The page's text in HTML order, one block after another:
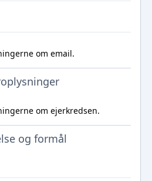
om email.
om ejerkredsen.
og formål